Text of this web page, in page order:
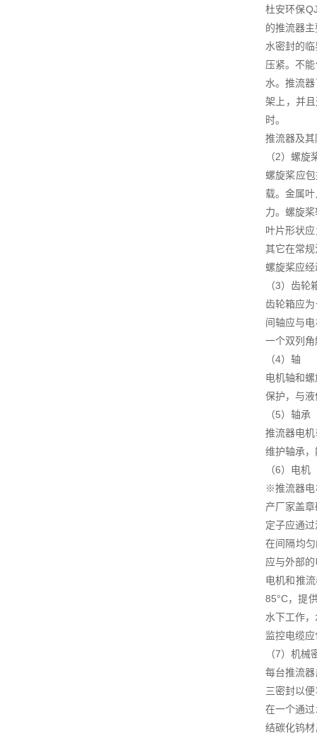
杜安环保
的推流器
水密封的
压紧。不
水。推流
架上，并
时。
推流器及
（2）螺旋
螺旋桨应
载。金属
力。螺旋
叶片形状
其它在常
螺旋桨应
（3）齿轮
齿轮箱应
间轴应与
一个双列
（4）轴
电机轴和
保护，与
（5）轴承
推流器电
维护轴承
（6）电机
※推流器电
产厂家盖
定子应通
在间隔均
应与外部
电机和推
85°C，提
水下工作
监控电缆
（7）机械
每台推流
三密封以
在一个通
结碳化钨